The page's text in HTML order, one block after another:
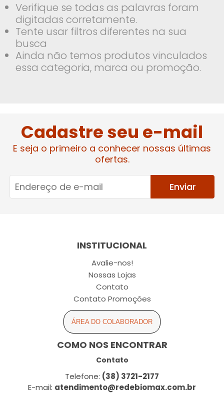
Verifique se todas as palavras foram
digitadas corretamente.
Tente usar filtros diferentes na sua
busca
Ainda não temos produtos vinculados
essa categoria, marca ou promoção.
Cadastre seu e-mail
E seja o primeiro a conhecer nossas últimas
ofertas.
Enviar
INSTITUCIONAL
Avalie-nos!
Nossas Lojas
Contato
Contato Promoções
ÁREA DO COLABORADOR
COMO NOS ENCONTRAR
Contato
Telefone: (38) 3721-2177
E-mail: atendimento@redebiomax.com.br